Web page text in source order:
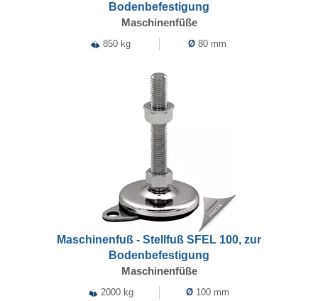
Bodenbefestigung
Maschinenfüße
850 kg Ø 80 mm
Maschinenfuß - Stellfuß SFEL 100, zur
Bodenbefestigung
Maschinenfüße
2000 kg Ø 100 mm